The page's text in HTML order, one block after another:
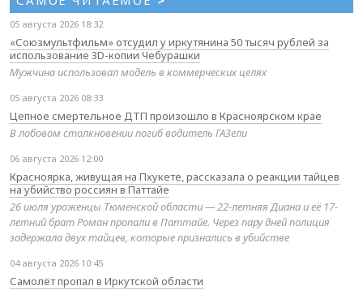
05 августа 2026 18:32
«Союзмультфильм» отсудил у иркутянина 50 тысяч рублей за
использование 3D-копии Чебурашки
Мужчина использовал модель в коммерческих целях
05 августа 2026 08:33
Цепное смертельное ДТП произошло в Красноярском крае
В лобовом столкновении погиб водитель ГАЗели
06 августа 2026 12:00
Красноярка, живущая на Пхукете, рассказала о реакции тайцев
на убийство россиян в Паттайе
26 июля уроженцы Тюменской области — 22-летняя Диана и её 17-
летний брат Роман пропали в Паттайе. Через пару дней полиция
задержала двух тайцев, которые признались в убийстве
04 августа 2026 10:45
Самолёт пропал в Иркутской области